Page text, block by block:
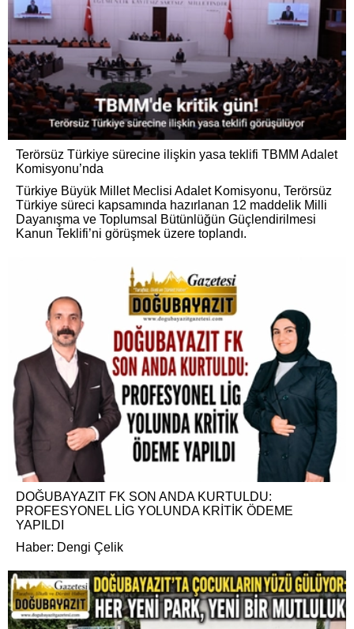
Terörsüz Türkiye sürecine ilişkin yasa teklifi TBMM Adalet
Komisyonu’nda
Türkiye Büyük Millet Meclisi Adalet Komisyonu, Terörsüz
Türkiye süreci kapsamında hazırlanan 12 maddelik Milli
Dayanışma ve Toplumsal Bütünlüğün Güçlendirilmesi
Kanun Teklifi’ni görüşmek üzere toplandı.
DOĞUBAYAZIT FK SON ANDA KURTULDU:
PROFESYONEL LİG YOLUNDA KRİTİK ÖDEME
YAPILDI
Haber: Dengi Çelik